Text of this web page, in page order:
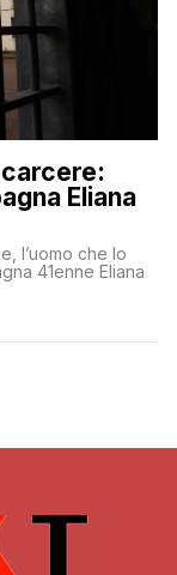
Eliana
l’uomo che lo
41enne Eliana